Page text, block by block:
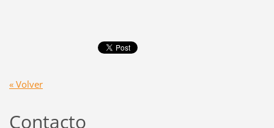
« Volver
Contacto